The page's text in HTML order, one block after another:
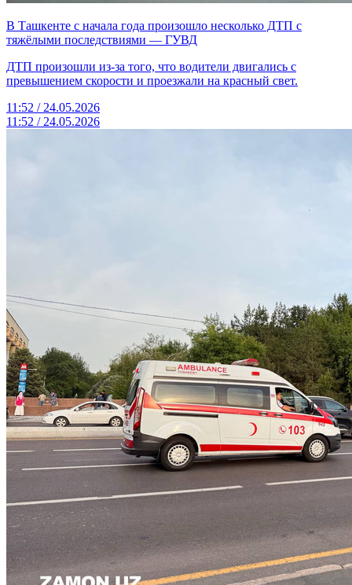
В Ташкенте с начала года произошло несколько ДТП с
тяжёлыми последствиями — ГУВД
ДТП произошли из-за того, что водители двигались с
превышением скорости и проезжали на красный свет.
11:52 / 24.05.2026
11:52 / 24.05.2026